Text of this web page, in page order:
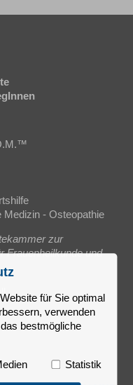
Medizin - Osteopathie
zur
Frauenheilkunde und
für Sie optimal
verwenden
bestmögliche
Statistik